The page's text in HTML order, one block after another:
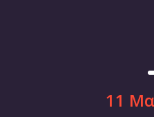
11